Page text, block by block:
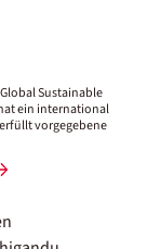
Sustainable
ein international
vorgegebene